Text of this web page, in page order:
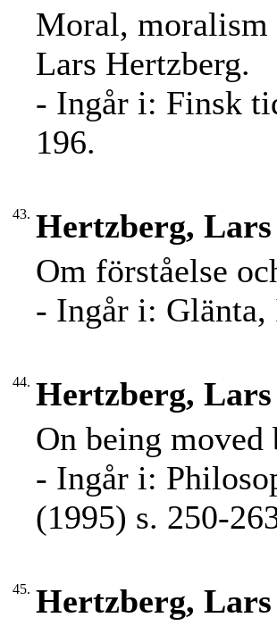
Moral, moralism
Lars Hertzberg.
- Ingår i: Finsk
196.
43. Hertzberg, Lars
Om förståelse
- Ingår i: Glänta,
44. Hertzberg, Lars
On being
- Ingår i:
(1995) s. 250-
45. Hertzberg, Lars